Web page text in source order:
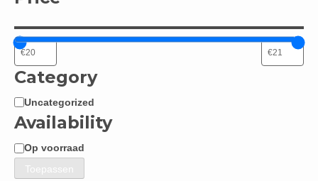
Category
Categorie
Uncategorized
Availability
Beschikbaarheid
Op voorraad
Toepassen